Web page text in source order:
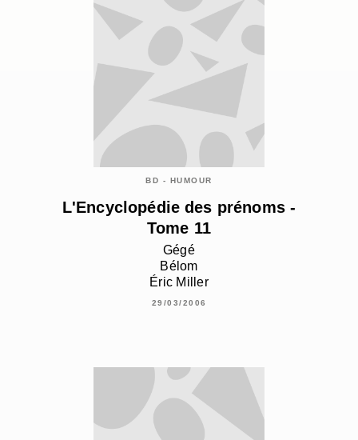
BD - HUMOUR
L'Encyclopédie des prénoms -
Tome 11
Gégé
Bélom
Éric Miller
29/03/2006